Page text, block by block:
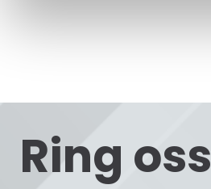
Ring oss